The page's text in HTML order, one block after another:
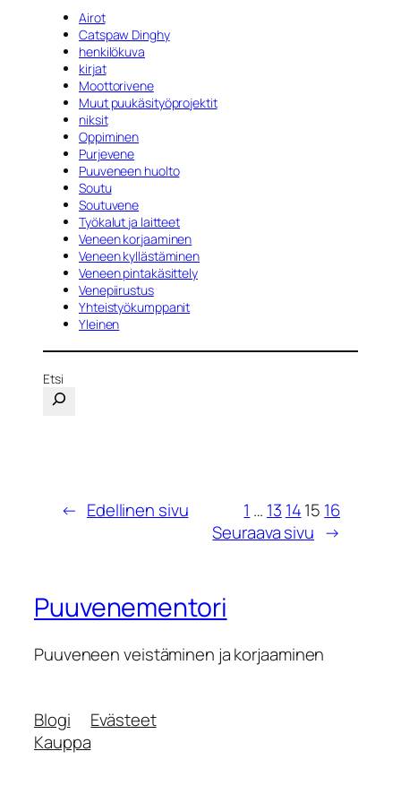
Airot
Catspaw Dinghy
henkilökuva
kirjat
Moottorivene
Muut puukäsityöprojektit
niksit
Oppiminen
Purjevene
Puuveneen huolto
Soutu
Soutuvene
Työkalut ja laitteet
Veneen korjaaminen
Veneen kyllästäminen
Veneen pintakäsittely
Venepiirustus
Yhteistyökumppanit
Yleinen
Etsi
← Edellinen sivu 1 … 13 1415 16
Seuraava sivu →
Puuvenementori
Puuveneen veistäminen ja korjaaminen
Blogi
Kauppa
Evästeet